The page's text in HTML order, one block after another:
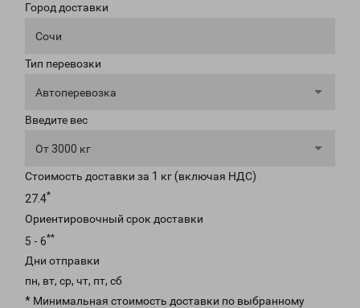
Город доставки
Сочи
Тип перевозки
Автоперевозка
Введите вес
От 3000 кг
Стоимость доставки за 1 кг (включая НДС)
27.4*
Ориентировочный срок доставки
5 - 6**
Дни отправки
пн, вт, ср, чт, пт, сб
* Минимальная стоимость доставки по выбранному